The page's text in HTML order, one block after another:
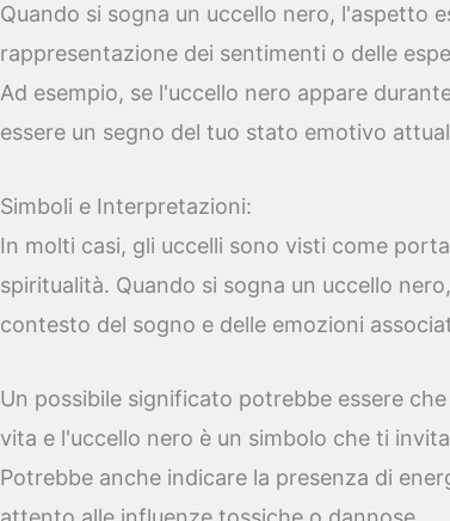
Quando si sogna un uccello nero, l'aspetto
rappresentazione dei sentimenti o delle
Ad esempio, se l'uccello nero appare
essere un segno del tuo stato emotivo
Simboli e Interpretazioni:
In molti casi, gli uccelli sono visti come
spiritualità. Quando si sogna un uccello
contesto del sogno e delle emozioni
Un possibile significato potrebbe essere
vita e l'uccello nero è un simbolo che ti
Potrebbe anche indicare la presenza di